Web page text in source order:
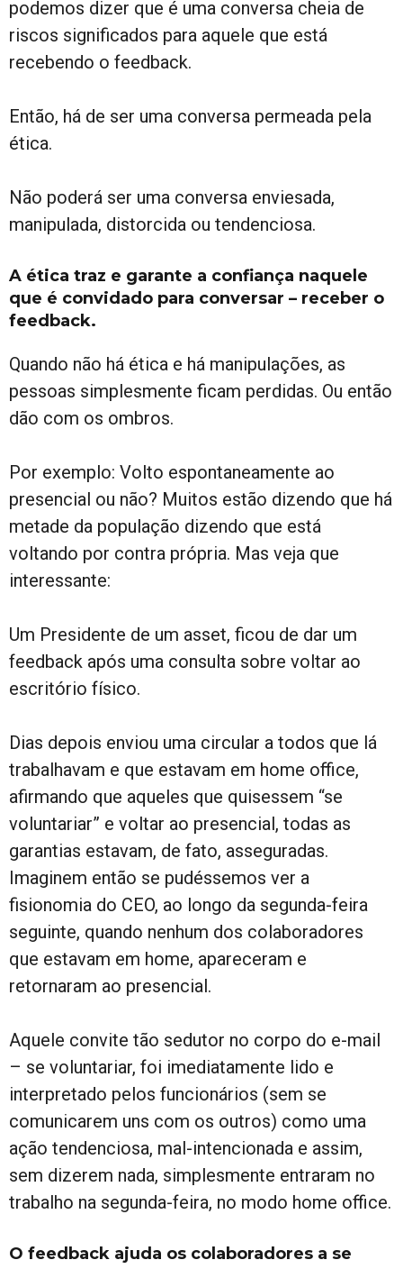
podemos dizer que é uma conversa cheia de
riscos significados para aquele que está
recebendo o feedback.
Então, há de ser uma conversa permeada pela
ética.
Não poderá ser uma conversa enviesada,
manipulada, distorcida ou tendenciosa.
A ética traz e garante a confiança naquele
que é convidado para conversar – receber o
feedback.
Quando não há ética e há manipulações, as
pessoas simplesmente ficam perdidas. Ou então
dão com os ombros.
Por exemplo: Volto espontaneamente ao
presencial ou não? Muitos estão dizendo que há
metade da população dizendo que está
voltando por contra própria. Mas veja que
interessante:
Um Presidente de um asset, ficou de dar um
feedback após uma consulta sobre voltar ao
escritório físico.
Dias depois enviou uma circular a todos que lá
trabalhavam e que estavam em home office,
afirmando que aqueles que quisessem “se
voluntariar” e voltar ao presencial, todas as
garantias estavam, de fato, asseguradas.
Imaginem então se pudéssemos ver a
fisionomia do CEO, ao longo da segunda-feira
seguinte, quando nenhum dos colaboradores
que estavam em home, apareceram e
retornaram ao presencial.
Aquele convite tão sedutor no corpo do e-mail
– se voluntariar, foi imediatamente lido e
interpretado pelos funcionários (sem se
comunicarem uns com os outros) como uma
ação tendenciosa, mal-intencionada e assim,
sem dizerem nada, simplesmente entraram no
trabalho na segunda-feira, no modo home office.
O feedback ajuda os colaboradores a se